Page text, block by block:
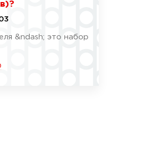
&ndash; это набор